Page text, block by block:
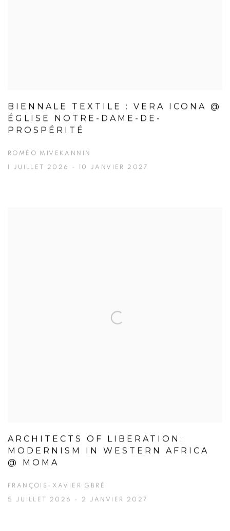
BIENNALE TEXTILE : VERA ICONA @
ÉGLISE NOTRE-DAME-DE-
PROSPÉRITÉ
ROMÉO MIVEKANNIN
1 JUILLET 2026 - 10 JANVIER 2027
ARCHITECTS OF LIBERATION:
MODERNISM IN WESTERN AFRICA
@ MOMA
FRANÇOIS-XAVIER GBRÉ
5 JUILLET 2026 - 2 JANVIER 2027